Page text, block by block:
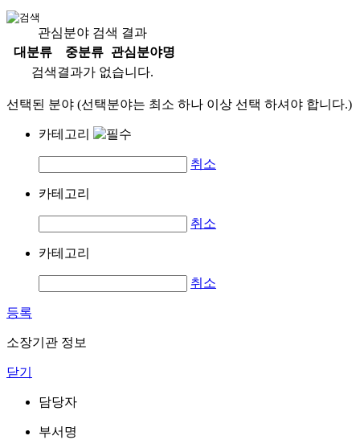
관심분야 검색 결과
대분류
중분류
관심분야명
검색결과가 없습니다.
선택된 분야 (선택분야는 최소 하나 이상 선택 하셔야 합니다.)
카테고리
취소
카테고리
취소
카테고리
취소
등록
소장기관 정보
닫기
담당자
부서명